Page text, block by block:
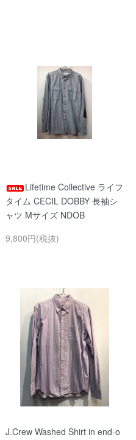
Lifetime Collective ライフ
タイム CECIL DOBBY 長袖シ
ャツ Mサイズ NDOB
9,800円(税抜)
J.Crew Washed Shirt in end-o